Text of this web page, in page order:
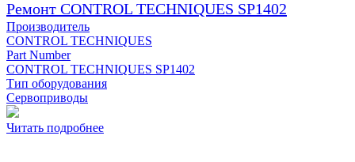
Ремонт CONTROL TECHNIQUES SP1402
Производитель
CONTROL TECHNIQUES
Part Number
CONTROL TECHNIQUES SP1402
Тип оборудования
Сервоприводы
Читать подробнее